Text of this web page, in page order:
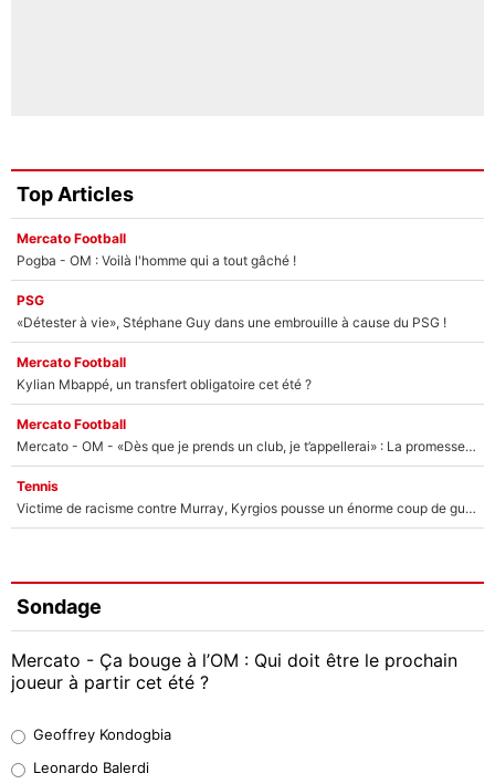
Top Articles
Mercato Football
Pogba - OM : Voilà l'homme qui a tout gâché !
PSG
«Détester à vie», Stéphane Guy dans une embrouille à cause du PSG !
Mercato Football
Kylian Mbappé, un transfert obligatoire cet été ?
Mercato Football
Mercato - OM - «Dès que je prends un club, je t’appellerai» : La promesse de Marcelino au moment de claquer la porte
Tennis
Victime de racisme contre Murray, Kyrgios pousse un énorme coup de gueule !
Sondage
Mercato - Ça bouge à l’OM : Qui doit être le prochain
joueur à partir cet été ?
38%
Geoffrey Kondogbia
Leonardo Balerdi